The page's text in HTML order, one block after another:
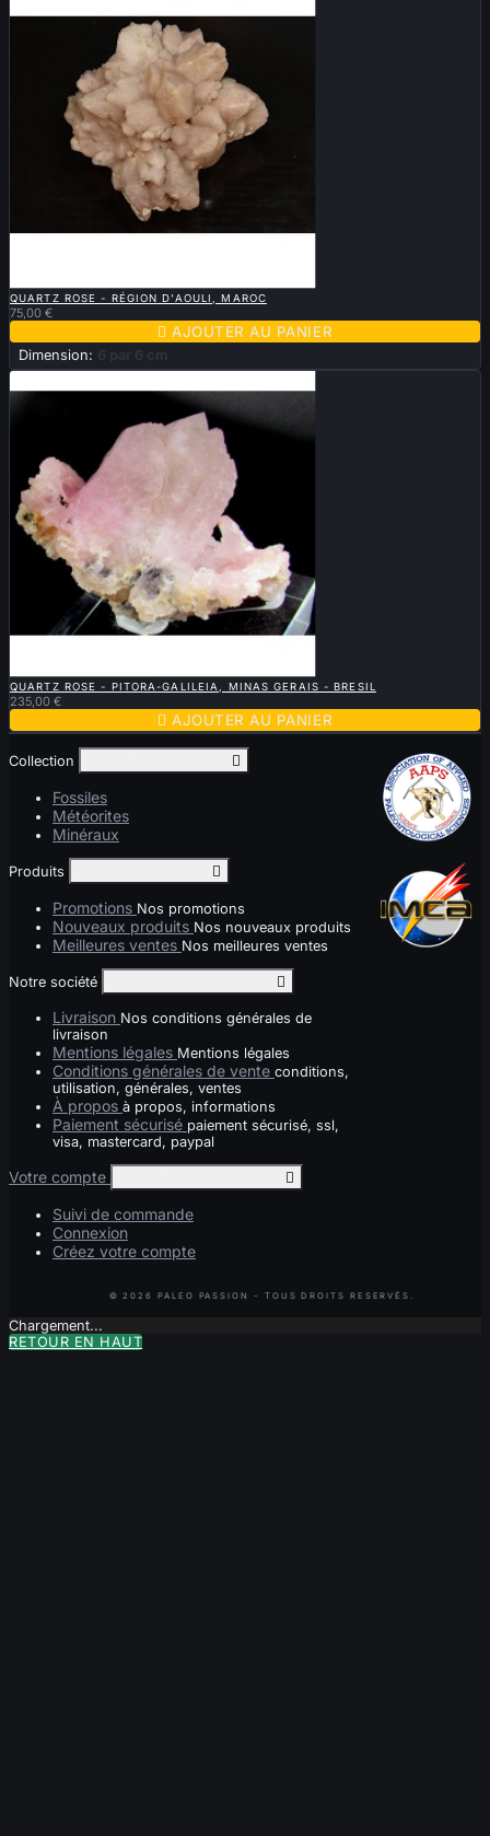
QUARTZ ROSE - RÉGION D'AOULI, MAROC
75,00 €
 AJOUTER AU PANIER
Dimension: 6 par 6 cm
QUARTZ ROSE - PITORA-GALILEIA, MINAS GERAIS - BRESIL
235,00 €
 AJOUTER AU PANIER
Collection 
Fossiles
Météorites
Minéraux
Produits 
Promotions Nos promotions
Nouveaux produits Nos nouveaux produits
Meilleures ventes Nos meilleures ventes
Notre société 
Livraison Nos conditions générales de
livraison
Mentions légales Mentions légales
Conditions générales de vente conditions,
utilisation, générales, ventes
À propos à propos, informations
Paiement sécurisé paiement sécurisé, ssl,
visa, mastercard, paypal
Votre compte 
Suivi de commande
Connexion
Créez votre compte
Chargement...
RETOUR EN HAUT